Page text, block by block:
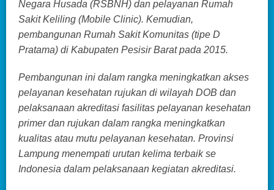
Negara Husada (RSBNH) dan pelayanan Rumah
Sakit Keliling (Mobile Clinic). Kemudian,
pembangunan Rumah Sakit Komunitas (tipe D
Pratama) di Kabupaten Pesisir Barat pada 2015.
Pembangunan ini dalam rangka meningkatkan akses
pelayanan kesehatan rujukan di wilayah DOB dan
pelaksanaan akreditasi fasilitas pelayanan kesehatan
primer dan rujukan dalam rangka meningkatkan
kualitas atau mutu pelayanan kesehatan. Provinsi
Lampung menempati urutan kelima terbaik se
Indonesia dalam pelaksanaan kegiatan akreditasi.